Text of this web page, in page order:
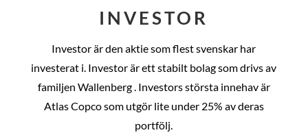
INVESTOR
Investor är den aktie som flest svenskar har
investerat i. Investor är ett stabilt bolag som drivs av
familjen Wallenberg . Investors största innehav är
Atlas Copco som utgör lite under 25% av deras
portfölj.